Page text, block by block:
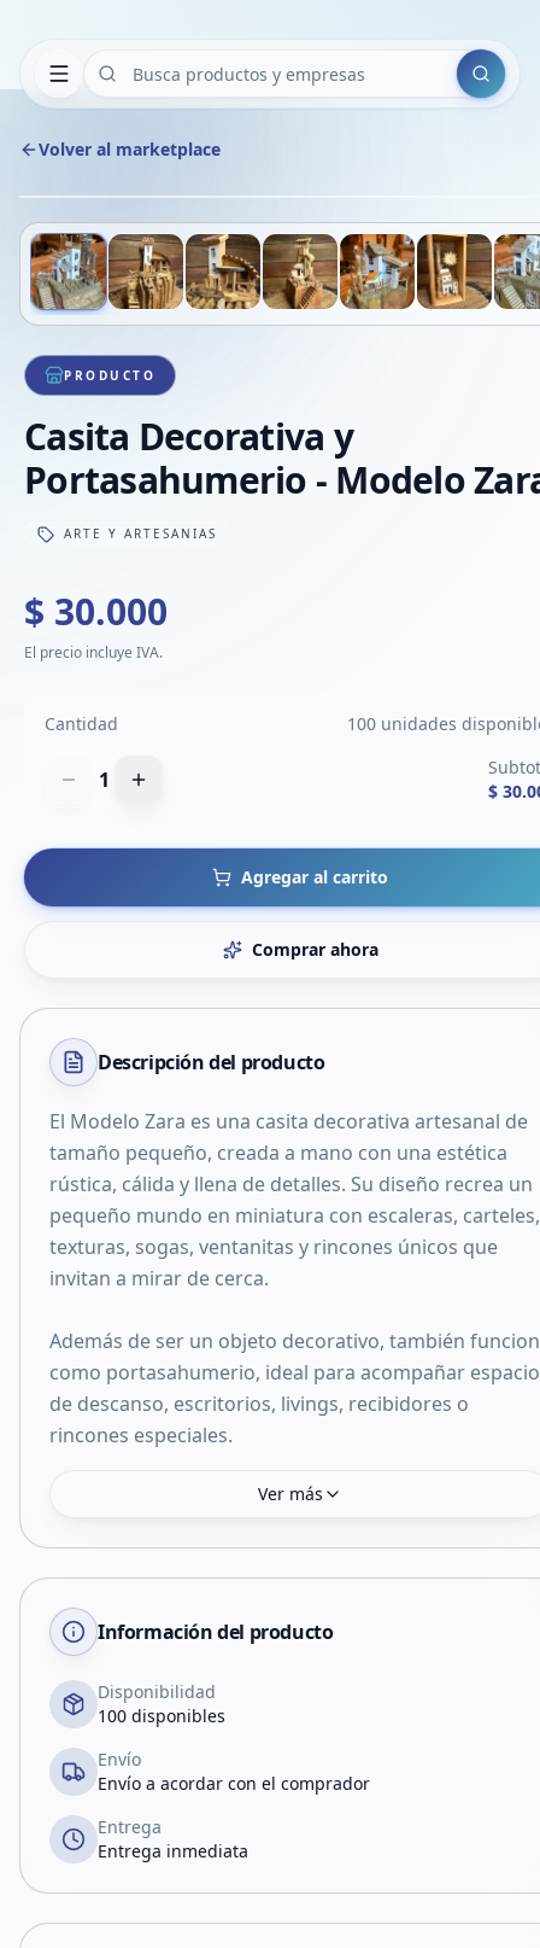
Buscar
Volver al marketplace
1/7
PRODUCTO
Casita Decorativa y
Portasahumerio - Modelo
ARTE Y ARTESANIAS
$ 30.000
El precio incluye IVA.
Cantidad 100 unidades
1
$
Agregar al carrito
Comprar ahora
Descripción del producto
El Modelo Zara es una casita decorativa artesanal de
tamaño pequeño, creada a mano con una estética
rústica, cálida y llena de detalles. Su diseño recrea un
pequeño mundo en miniatura con escaleras, carteles,
texturas, sogas, ventanitas y rincones únicos que
invitan a mirar de cerca.
Además de ser un objeto decorativo, también
como portasahumerio, ideal para acompañar
de descanso, escritorios, livings, recibidores o
rincones especiales.
Ver más
Información del producto
Disponibilidad
100 disponibles
Envío
Envío a acordar con el comprador
Entrega
Entrega inmediata